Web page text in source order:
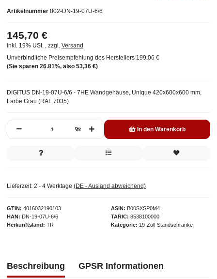
Artikelnummer 802-DN-19-07U-6/6
GTIN 4016032190103
HAN
DN-19-07U-6/6
Herkunftsland
TR
ASIN
B00SXSP0M4
TARIC
8538100000
Kategorie
19-Zoll-Standschränke
DIGITUS DN-19-07U-6/6 - 7HE Wandgehäuse, Unique 420x600x600 mm,
Farbe Grau (RAL 7035)
145,70 €
inkl. 19% USt. , zzgl. Versand
Unverbindliche Preisempfehlung des Herstellers 199,06 €
(Sie sparen 26.81%, also 53,36 €)
Stk In den Warenkorb
Lieferzeit: 2 - 4 Werktage (DE - Ausland abweichend)
Beschreibung GPSR Informationen